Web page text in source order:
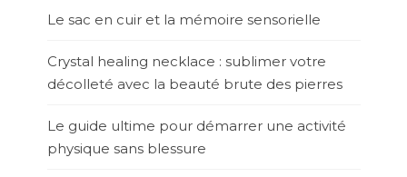
Le sac en cuir et la mémoire sensorielle
Crystal healing necklace : sublimer votre
décolleté avec la beauté brute des pierres
Le guide ultime pour démarrer une activité
physique sans blessure